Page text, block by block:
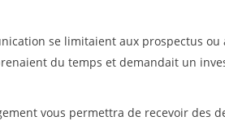
se limitaient aux prospectus ou
du temps et demandait un
vous permettra de recevoir des